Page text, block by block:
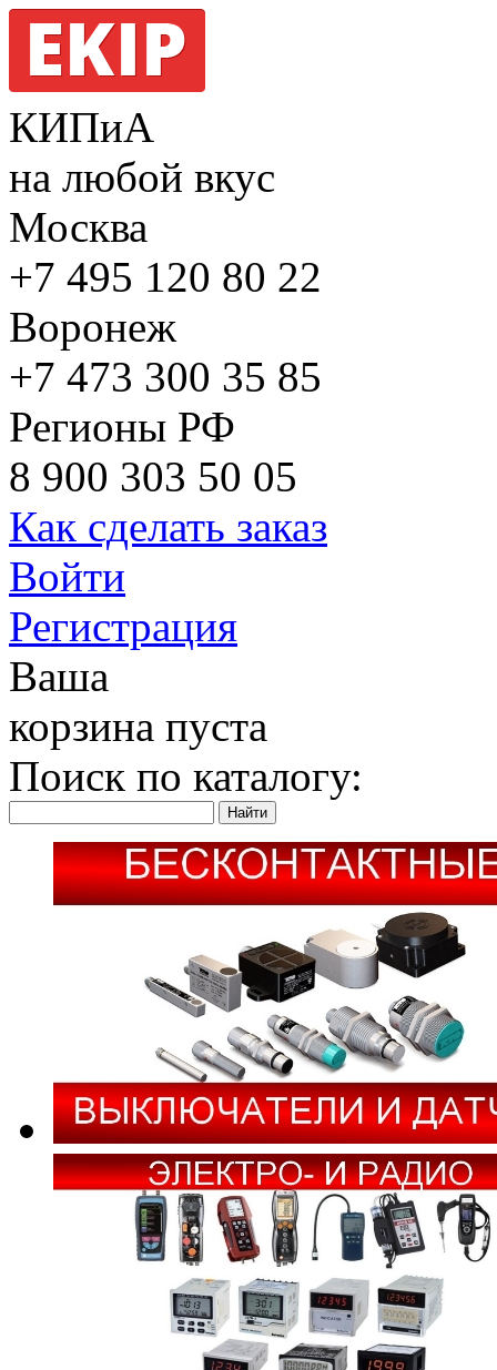
КИПиА
на любой вкус
Москва
+7 495 120 80 22
Воронеж
+7 473 300 35 85
Регионы РФ
8 900 303 50 05
Как сделать заказ
Войти
Регистрация
Ваша
корзина пуста
Поиск по каталогу: